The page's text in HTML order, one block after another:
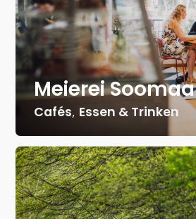
Meierei Soomaa
Cafés, Essen & Trinken